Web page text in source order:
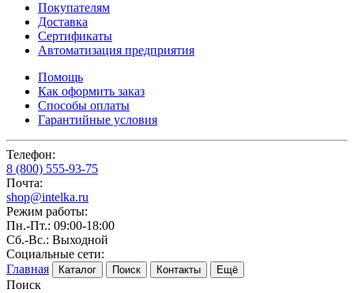
Покупателям
Доставка
Сертификаты
Автоматизация предприятия
Помощь
Как оформить заказ
Способы оплаты
Гарантийные условия
Телефон:
8 (800) 555-93-75
Почта:
shop@intelka.ru
Режим работы:
Пн.-Пт.: 09:00-18:00
Сб.-Вс.: Выходной
Социальные сети:
Главная
Каталог Поиск Контакты Ещё
Поиск